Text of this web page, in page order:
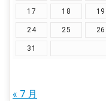
17 18 19
24 25 26
31
« 7 月